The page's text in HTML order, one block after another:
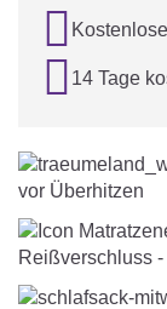

 14 Tage
vor Überhitzen
Reißverschluss